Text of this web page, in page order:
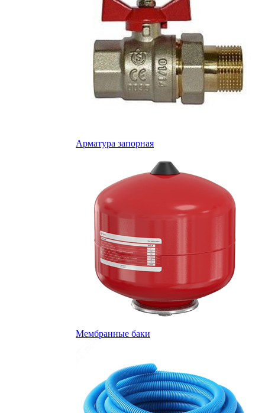
Арматура запорная
Мембранные баки